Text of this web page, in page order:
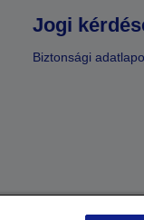
Jogi
Biztonsági